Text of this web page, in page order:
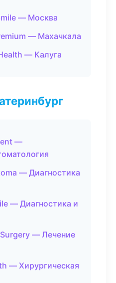
— Москва
— Махачкала
— Калуга
—
— Диагностика
— Диагностика и
— Лечение
— Хирургическая